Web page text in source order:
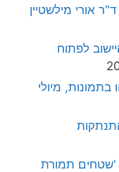
אורי מילשטיין
לפתוח
מיולי
'שטחים תמורת